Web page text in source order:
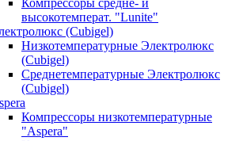
Компрессоры средне- и
высокотемперат. "Lunite"
(Cubigel)
Низкотемпературные Электролюкс
(Cubigel)
Среднетемпературные Электролюкс
(Cubigel)
Компрессоры низкотемпературные
"Aspera"